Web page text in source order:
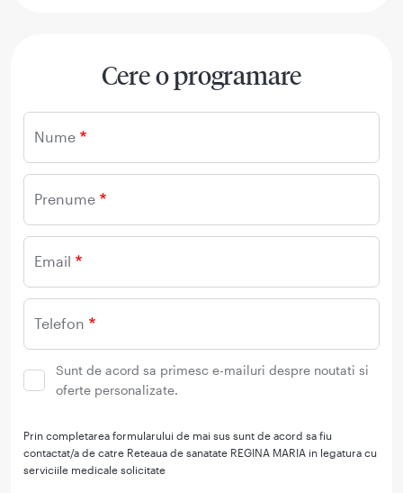
Cere o programare
Nume
Prenume
Email
Telefon
Sunt de acord sa primesc e-mailuri despre noutati si
oferte personalizate.
Prin completarea formularului de mai sus sunt de acord sa fiu
contactat/a de catre Reteaua de sanatate REGINA MARIA in legatura cu
serviciile medicale solicitate